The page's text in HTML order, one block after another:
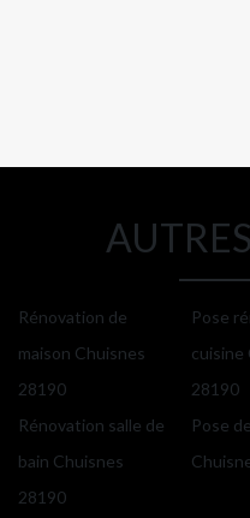
Rénovation de
maison Chuisnes
28190
Rénovation salle de
bain Chuisnes
28190
Pose
cuisine
28190
Pose